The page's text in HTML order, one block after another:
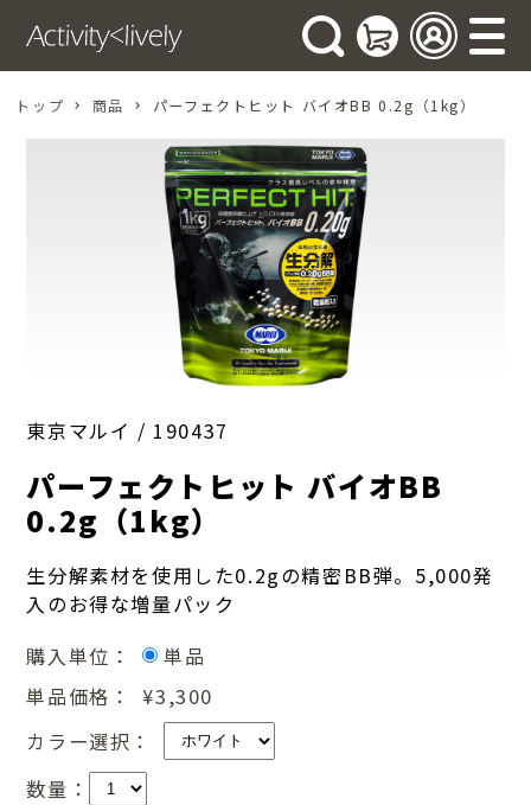
トップ 商品 パーフェクトヒット バイオBB 0.2g（1kg）
東京マルイ / 190437
パーフェクトヒット バイオBB
0.2g（1kg）
生分解素材を使用した0.2gの精密BB弾。5,000発
入のお得な増量パック
購入単位：
単品
単品価格：
¥3,300
カラー選択：
数量：